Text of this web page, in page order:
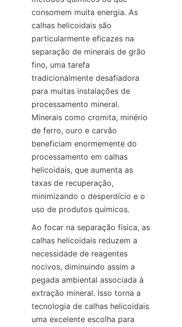
consomem muita energia. As
calhas helicoidais são
particularmente eficazes na
separação de minerais de grão
fino, uma tarefa
tradicionalmente desafiadora
para muitas instalações de
processamento mineral.
Minerais como cromita, minério
de ferro, ouro e carvão
beneficiam enormemente do
processamento em calhas
helicoidais, que aumenta as
taxas de recuperação,
minimizando o desperdício e o
uso de produtos químicos.
Ao focar na separação física, as
calhas helicoidais reduzem a
necessidade de reagentes
nocivos, diminuindo assim a
pegada ambiental associada à
extração mineral. Isso torna a
tecnologia de calhas helicoidais
uma excelente escolha para